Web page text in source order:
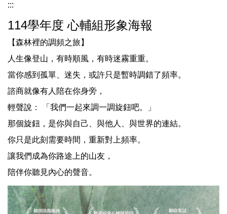
:::
114學年度 心輔組形象海報
【森林裡的調頻之旅】
人生像登山，有時順風，有時迷霧重重。
當你感到孤單、迷失，或許只是暫時調錯了頻率。
諮商就像有人陪在你身旁，
輕聲說： 「我們一起來調一調旋鈕吧。」
那個旋鈕，是你與自己、與他人、與世界的連結。
你只是此刻需要時間，重新對上頻率。
讓我們成為你路途上的山友，
陪伴你聽見內心的聲音。